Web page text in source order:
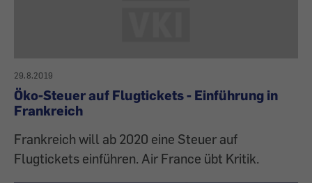
29.8.2019
Öko-Steuer auf Flugtickets - Einführung in
Frankreich
Frankreich will ab 2020 eine Steuer auf
Flugtickets einführen. Air France übt Kritik.